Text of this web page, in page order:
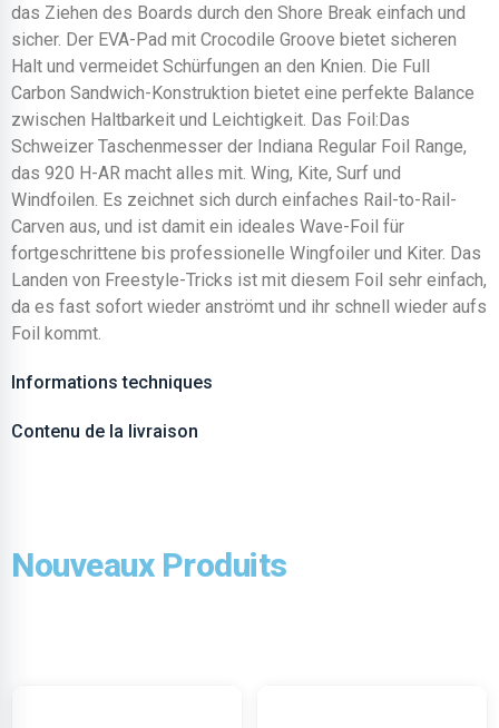
das Ziehen des Boards durch den Shore Break einfach und
sicher. Der EVA-Pad mit Crocodile Groove bietet sicheren
Halt und vermeidet Schürfungen an den Knien. Die Full
Carbon Sandwich-Konstruktion bietet eine perfekte Balance
zwischen Haltbarkeit und Leichtigkeit. Das Foil:Das
Schweizer Taschenmesser der Indiana Regular Foil Range,
das 920 H-AR macht alles mit. Wing, Kite, Surf und
Windfoilen. Es zeichnet sich durch einfaches Rail-to-Rail-
Carven aus, und ist damit ein ideales Wave-Foil für
fortgeschrittene bis professionelle Wingfoiler und Kiter. Das
Landen von Freestyle-Tricks ist mit diesem Foil sehr einfach,
da es fast sofort wieder anströmt und ihr schnell wieder aufs
Foil kommt.
Informations techniques
Contenu de la livraison
Nouveaux Produits